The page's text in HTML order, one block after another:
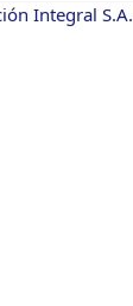
Integral S.A.